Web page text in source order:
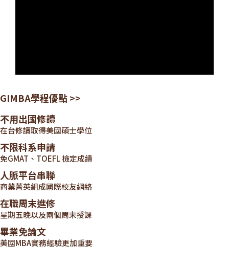
GIMBA學程優點 >>
不用出國修讀
在台修讀取得美國碩士學位
不限科系申請
免GMAT、TOEFL 檢定成績
人脈平台串聯
商業菁英組成國際校友網絡
在職周末進修
星期五晚以及兩個周末授課
畢業免論文
美國MBA實務經驗更加重要